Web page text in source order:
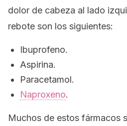
dolor de cabeza al lado
rebote son los siguientes:
Ibuprofeno.
Aspirina.
Paracetamol.
Naproxeno.
Muchos de estos fármacos